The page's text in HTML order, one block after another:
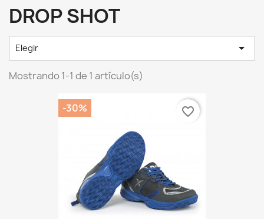
DROP SHOT
Elegir 
Mostrando 1-1 de 1 artículo(s)
-30% favorite_border